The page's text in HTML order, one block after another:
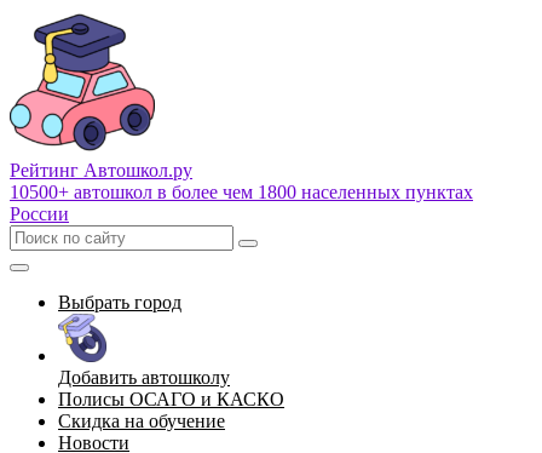
Рейтинг Автошкол.ру
10500+ автошкол в более чем 1800 населенных пунктах
России
Выбрать город
Добавить автошколу
Полисы ОСАГО и КАСКО
Скидка на обучение
Новости